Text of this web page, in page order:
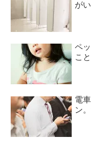
が
ペ
こ
電
ン